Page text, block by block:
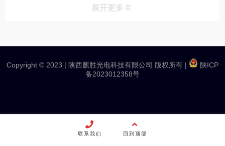
展开更多
产品分类 PRODUCT
应用案例
Copyright © 2023 | 陕西麒胜光电科技有限公司 版权所有|
陕ICP
备2023012358号
联系我们 回到顶部